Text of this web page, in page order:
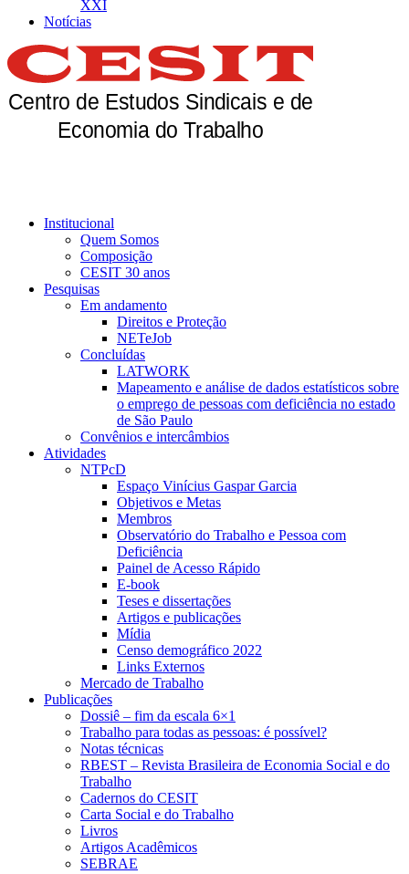
XXI
Notícias
Institucional
Quem Somos
Composição
CESIT 30 anos
Pesquisas
Em andamento
Direitos e Proteção
NETeJob
Concluídas
LATWORK
Mapeamento e análise de dados estatísticos sobre
o emprego de pessoas com deficiência no estado
de São Paulo
Convênios e intercâmbios
Atividades
NTPcD
Espaço Vinícius Gaspar Garcia
Objetivos e Metas
Membros
Observatório do Trabalho e Pessoa com
Deficiência
Painel de Acesso Rápido
E-book
Teses e dissertações
Artigos e publicações
Mídia
Censo demográfico 2022
Links Externos
Mercado de Trabalho
Publicações
Dossiê – fim da escala 6×1
Trabalho para todas as pessoas: é possível?
Notas técnicas
RBEST – Revista Brasileira de Economia Social e do
Trabalho
Cadernos do CESIT
Carta Social e do Trabalho
Livros
Artigos Acadêmicos
SEBRAE